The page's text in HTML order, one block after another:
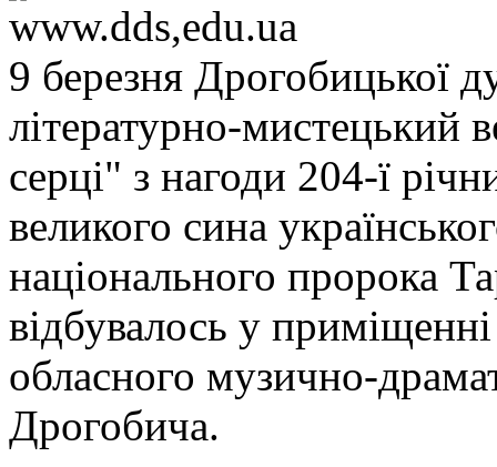
www.dds,edu.ua
9 березня Дрогобицької
літературно-мистецький
серці" з нагоди 204-ї
великого сина
національного пророка
відбувалось у
обласного музично-
Дрогобича.